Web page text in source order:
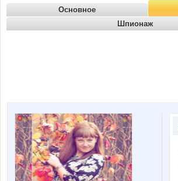
Основное
Шпионаж